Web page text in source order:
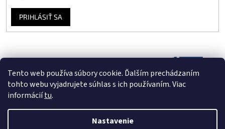
Tento web používa súbory cookie. Ďalším prechádzaním
tohto webu vyjadrujete súhlas s ich používaním. Viac
informáciítu.
Nastavenie
PRIHLÁSIŤ SA
Vytvoril Shoptet